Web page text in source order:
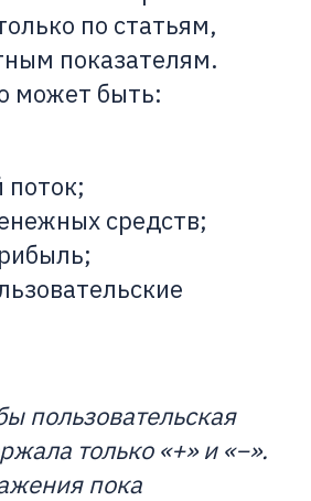
по статьям,
показателям.
может быть:
средств;
пользовательская
только «+» и «−».
пока